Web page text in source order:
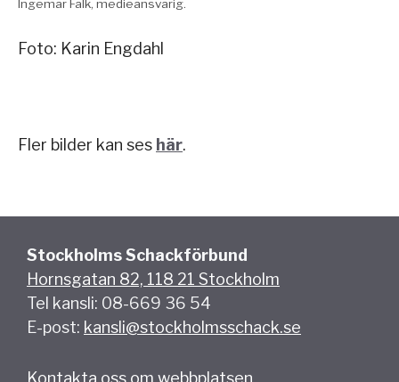
Ingemar Falk, medieansvarig.
Foto: Karin Engdahl
Fler bilder kan ses här.
Stockholms Schackförbund
Hornsgatan 82, 118 21 Stockholm
Tel kansli: 08-669 36 54
E-post: kansli@stockholmsschack.se
Kontakta oss om webbplatsen